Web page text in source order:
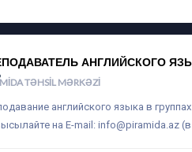
АНГЛИЙСКОГО
TƏHSIL MƏRKƏZI
английского языка в
на E-mail:info@piramida.az